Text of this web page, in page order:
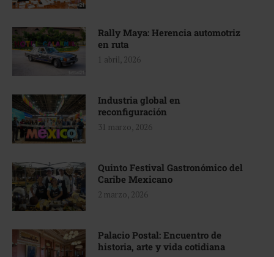
Rally Maya: Herencia automotriz
en ruta
1 abril, 2026
Industria global en
reconfiguración
31 marzo, 2026
Quinto Festival Gastronómico del
Caribe Mexicano
2 marzo, 2026
Palacio Postal: Encuentro de
historia, arte y vida cotidiana